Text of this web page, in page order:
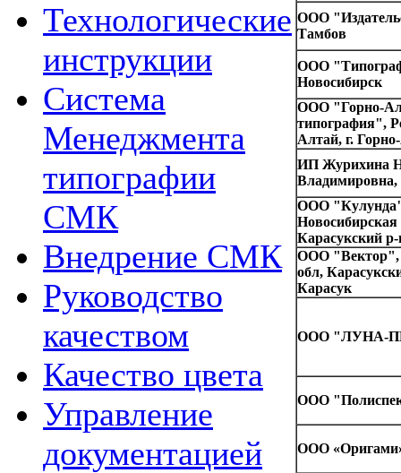
Технологические
инструкции
Система
Менеджмента
типографии
СМК
Внедрение СМК
Руководство
качеством
Качество цвета
Управление
документацией
ООО
Тамбов
ООО
Новосибирск
ООО "Горно-
типография",
Алтай, г.
ИП Журихина
Владимировна,
ООО
Новосибирская
Карасукский р-
ООО "Вектор",
обл,
Карасук
ООО "ЛУНА-
ООО
ООО